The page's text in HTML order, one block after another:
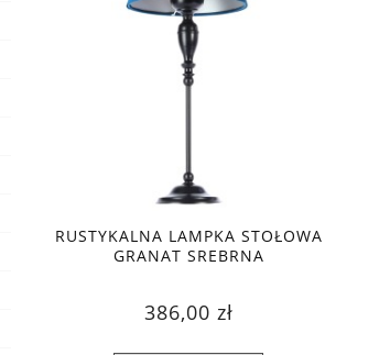
RUSTYKALNA LAMPKA STOŁOWA
GRANAT SREBRNA
386,00 zł